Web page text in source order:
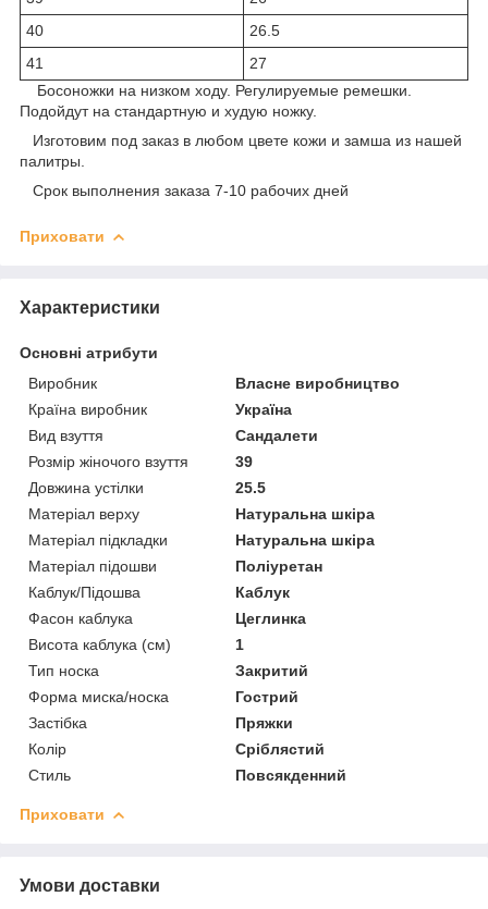
40
26.5
41
27
Босоножки на низком ходу. Регулируемые ремешки.
Подойдут на стандартную и худую ножку.
Изготовим под заказ в любом цвете кожи и замша из нашей
палитры.
Срок выполнения заказа 7-10 рабочих дней
Приховати
Характеристики
Основні атрибути
Виробник
Власне виробництво
Країна виробник
Україна
Вид взуття
Сандалети
Розмір жіночого взуття
39
Довжина устілки
25.5
Матеріал верху
Натуральна шкіра
Матеріал підкладки
Натуральна шкіра
Матеріал підошви
Поліуретан
Каблук/Підошва
Каблук
Фасон каблука
Цеглинка
Висота каблука (см)
1
Тип носка
Закритий
Форма миска/носка
Гострий
Застібка
Пряжки
Колір
Сріблястий
Стиль
Повсякденний
Приховати
Умови доставки